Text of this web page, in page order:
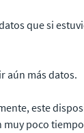
que si
aún más datos.
este
poco